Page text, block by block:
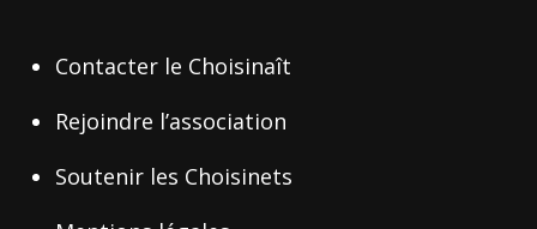
Contacter le Choisinaît
Rejoindre l’association
Soutenir les Choisinets